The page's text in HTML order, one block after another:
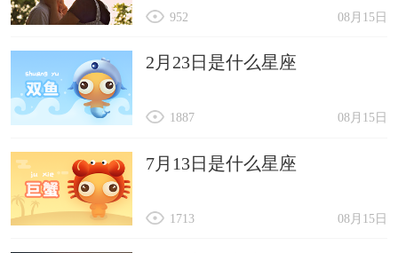
08月15日
952
2月23日是什么星座
08月15日
1887
7月13日是什么星座
08月15日
1713